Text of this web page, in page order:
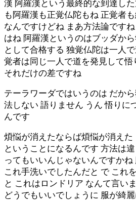
漢 阿羅漢という最終的な到達し
も阿羅漢も正覚仏陀もね 正覚者
なんですけどね まあ方法論です
はね 阿羅漢というのはブッダか
として合格する 独覚仏陀は一人
覚者は同じ一人で道を発見して悟
それだけの差ですね
テーラワーダではいうのは だか
法しない 語りません うん 悟りに
んです
煩悩が消えたならば煩悩が消えた
ということになるんです 方法は
ってもいいんじゃないんですか
これ手洗いでしたんだと で これ
と これはロンドリア なんて言い
どうでもいいでしょうに 服が綺